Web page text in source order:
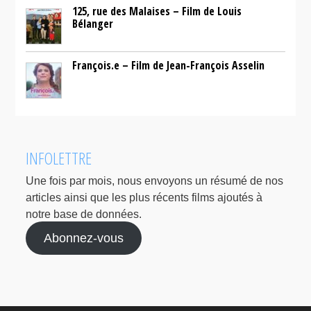
125, rue des Malaises – Film de Louis
Bélanger
François.e – Film de Jean-François Asselin
INFOLETTRE
Une fois par mois, nous envoyons un résumé de nos
articles ainsi que les plus récents films ajoutés à
notre base de données.
Abonnez-vous